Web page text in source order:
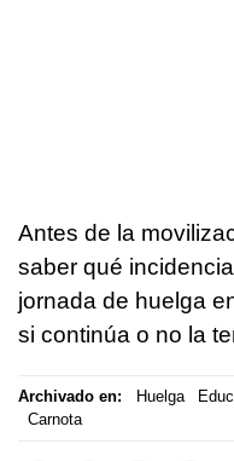
Antes de la
saber qué
jornada de huelga
si continúa o no la
Archivado en: Huelga
Carnota